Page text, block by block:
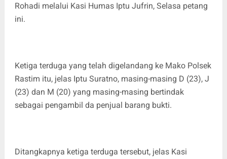
Rohadi melalui Kasi Humas Iptu Jufrin, Selasa petang
ini.
Ketiga terduga yang telah digelandang ke Mako Polsek
Rastim itu, jelas Iptu Suratno, masing-masing D (23), J
(23) dan M (20) yang masing-masing bertindak
sebagai pengambil da penjual barang bukti.
Ditangkapnya ketiga terduga tersebut, jelas Kasi